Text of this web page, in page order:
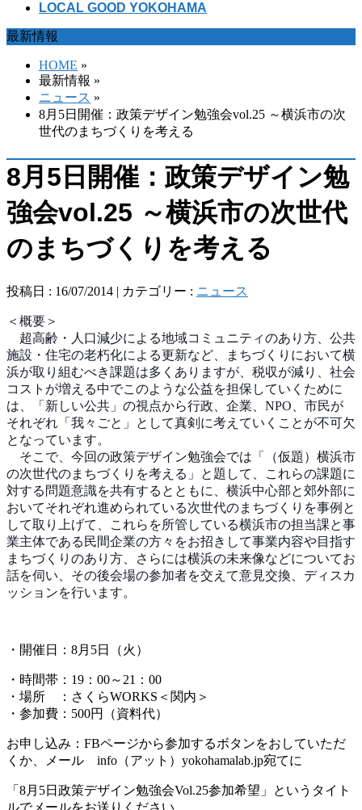
LOCAL GOOD YOKOHAMA
最新情報
HOME »
最新情報 »
ニュース »
8月5日開催：政策デザイン勉強会vol.25 ～横浜市の次
世代のまちづくりを考える
8月5日開催：政策デザイン勉
強会vol.25 ～横浜市の次世代
のまちづくりを考える
投稿日 : 16/07/2014 | カテゴリー : ニュース
＜概要＞
超高齢・人口減少による地域コミュニティのあり方、公共
施設・住宅の老朽化による更新など、まちづくりにおいて横
浜が取り組むべき課題は多くありますが、税収が減り
、社会
コストが増える中でこのような公益を担保していく ために
は、「新しい公共」の視点から行政、企業、NPO 、市民が
それぞれ「我々ごと」として真剣に考えていくこ とが不可欠
となっています。
そこで、今回の政策デザイン勉強会では「（仮題）横浜市
の次世代のまちづくりを考える」と題して、これらの課題に
対する問題意識を共有するとともに、横浜中心部と郊外部に
おいてそれぞれ進められている次世代のまちづくり を事例と
して取り上げて、これらを所管している横浜市の担当課と事
業主体である民間企業の方々をお招きして事業内容や目指す
まちづくりのあり方 、さらには横浜の未来像などについてお
話を伺い、その後会場の参加者を交えて意見交換、ディスカ
ッションを行い ます。
・開催日：8月5日（火）
・時間帯：19：00～21：00
・場所 ：さくらWORKS＜関内＞
・参加費：500円（資料代）
お申し込み：FBページから参加するボタンをおしていただ
くか、メール info（アット）yokohamalab.jp宛てに
「8月5日政策デザイン勉強会Vol.25参加希望」というタイト